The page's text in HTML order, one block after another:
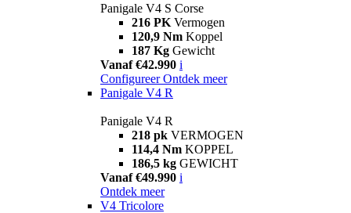
Panigale V4 S Corse
216 PK Vermogen
120,9 Nm Koppel
187 Kg Gewicht
Vanaf €42.990 i
Configureer Ontdek meer
Panigale V4 R
Panigale V4 R
218 pk VERMOGEN
114,4 Nm KOPPEL
186,5 kg GEWICHT
Vanaf €49.990 i
Ontdek meer
V4 Tricolore